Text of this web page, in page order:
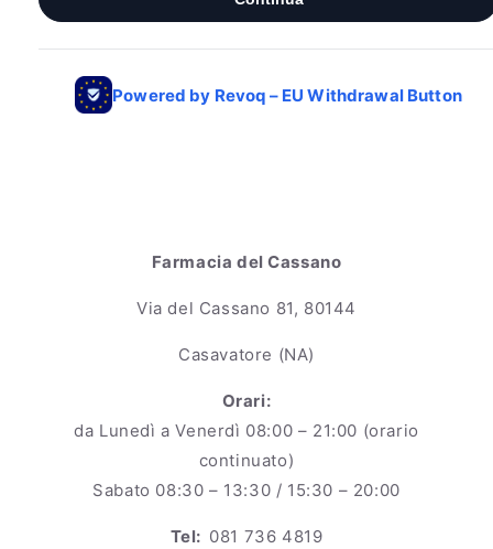
Farmacia del Cassano
Via del Cassano 81, 80144
Casavatore (NA)
Orari:
da Lunedì a Venerdì 08:00 – 21:00 (orario
continuato)
Sabato 08:30 – 13:30 / 15:30 – 20:00
Tel: 081 736 4819